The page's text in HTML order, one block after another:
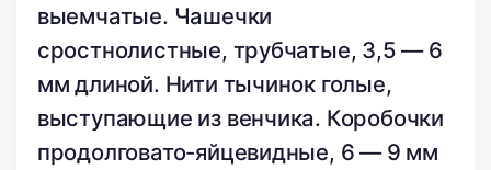
выемчатые. Чашечки
сростнолистные, трубчатые, 3,5 — 6
мм длиной. Нити тычинок голые,
выступающие из венчика. Коробочки
продолговато-яйцевидные, 6 — 9 мм